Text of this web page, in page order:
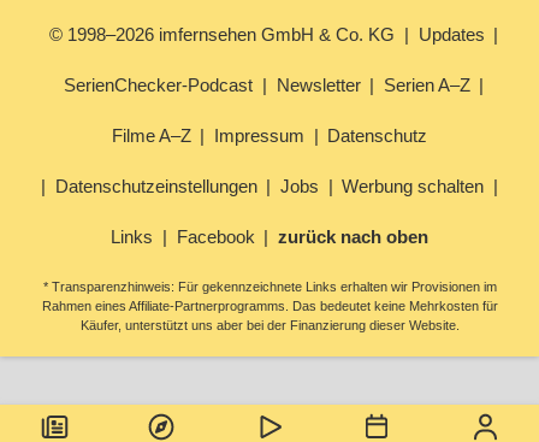
© 1998–2026 imfernsehen GmbH & Co. KG Updates
SerienChecker-Podcast Newsletter Serien A–Z
Filme A–Z Impressum Datenschutz
Datenschutzeinstellungen Jobs Werbung schalten
Links Facebook zurück nach oben
* Transparenzhinweis: Für gekennzeichnete Links erhalten wir Provisionen im
Rahmen eines Affiliate-Partnerprogramms. Das bedeutet keine Mehrkosten für
Käufer, unterstützt uns aber bei der Finanzierung dieser Website.